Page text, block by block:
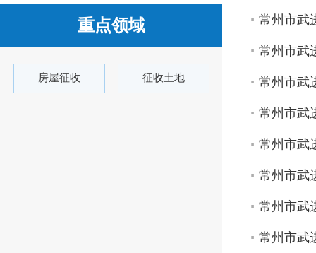
重点领域
房屋征收 征收土地
常州市武
常州市武
常州市武
常州市武
常州市武
常州市武
常州市武
常州市武